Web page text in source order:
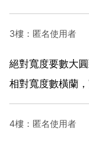
3樓：匿名使用者
絕對寬度要數大
相對寬度數橫蘭，
4樓：匿名使用者